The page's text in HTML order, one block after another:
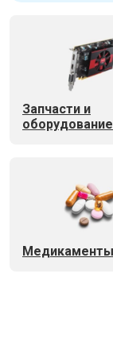
Запчасти и
оборудование
Медикаменты